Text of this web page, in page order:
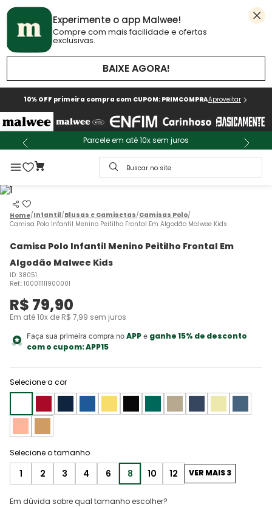
Experimente o app Malwee!
Compre com mais facilidade e ofertas
exclusivas.
BAIXE AGORA!
10% OFF primeira compra com CUPOM: PRIMCOMPRAAproveitar
Parcele em até 10x sem juros
Buscar no site
Infantil Blusas e Camisetas Camisas Polo
Camisa Polo Infantil Menino Peitilho Frontal Em Algodão Malwee Kids
Camisa Polo Infantil Menino Peitilho Frontal Em
Algodão Malwee Kids
ID: 38051
Ref.: 100011111900001
R$ 79,90
Em até10x de R$ 7,99 sem juros
Faça sua primeira compra no APPe ganhe 15% de desconto
com o cupom:APP15
Selecione a cor
1 2 3 4 6 8 10 12 VER MAIS 3
Em dúvida sobre qual tamanho escolher?